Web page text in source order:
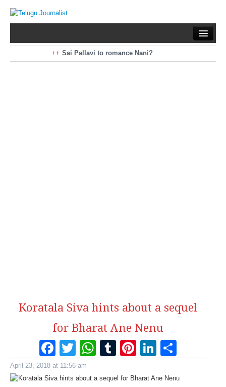
Sai Pallavi to romance Nani?
Kiara Advani to romance Pawan Kalyan
Koratala Siva hints about a sequel
for Bharat Ane Nenu
Facebook
Twitter
WhatsApp
Tumblr
Pinterest
April 23, 2018 at 11:56 am